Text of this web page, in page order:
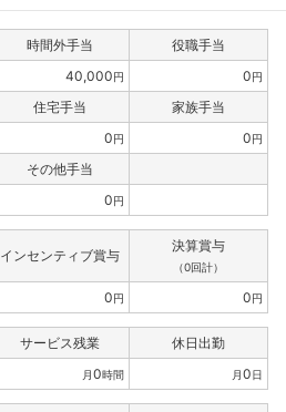
時間外手当
役職手当
40,000円 0円
住宅手当
家族手当
0円 0円
その他手当
0円
インセンティブ賞与
決算賞与
（0回計）
0円 0円
サービス残業 休日出勤
月0時間 月0日